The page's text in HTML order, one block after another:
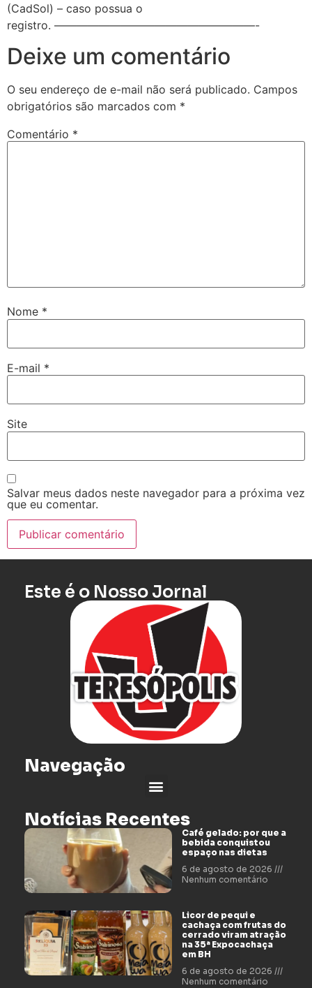
(CadSol) – caso possua o
registro. ——————————————————-
Deixe um comentário
O seu endereço de e-mail não será publicado. Campos
obrigatórios são marcados com *
Comentário *
Nome *
E-mail *
Site
Salvar meus dados neste navegador para a próxima vez
que eu comentar.
Este é o Nosso Jornal
Navegação
Notícias Recentes
Café gelado: por que a
bebida conquistou
espaço nas dietas
6 de agosto de 2026
Nenhum comentário
Licor de pequi e
cachaça com frutas do
cerrado viram atração
na 35ª Expocachaça
em BH
6 de agosto de 2026
Nenhum comentário